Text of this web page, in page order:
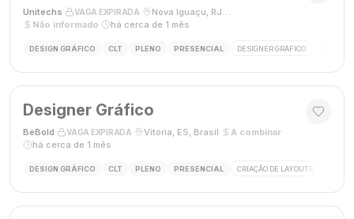
Unitechs VAGA EXPIRADA Nova Iguaçu, RJ, Brasil
Não informado
há cerca de 1 mês
DESIGN GRÁFICO CLT PLENO PRESENCIAL DESIGNER GRÁFICO
Designer Gráfico
BeBold VAGA EXPIRADA Vitória, ES, Brasil A combinar·
há cerca de 1 mês
DESIGN GRÁFICO CLT PLENO PRESENCIAL CRIAÇÃO DE LAYOUTS